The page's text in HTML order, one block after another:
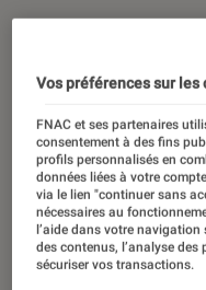
Noté 4
Test Labo
SF314-56G-
décevant
14 novembre 2019・Par
Les tests et mesures du
Vos préférences sur les
FNAC et ses partenaires
consentement à des fins
profils personnalisés en
données liées à votre
via le lien "continuer sans
nécessaires au
l’aide dans votre
des contenus, l’analyse
sécuriser vos transactions.